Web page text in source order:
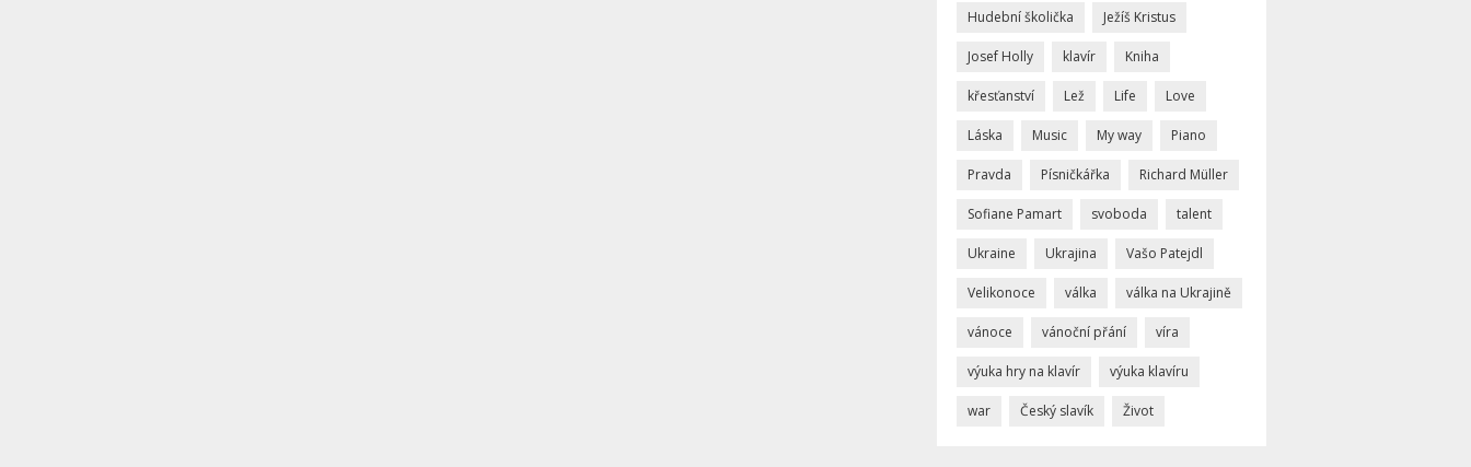
Hudební školička Ježíš Kristus
Josef Holly klavír Kniha
křesťanství Lež Life Love
Láska Music My way Piano
Pravda Písničkářka Richard Müller
Sofiane Pamart svoboda talent
Ukraine Ukrajina Vašo Patejdl
Velikonoce válka válka na Ukrajině
vánoce vánoční přání víra
výuka hry na klavír výuka klavíru
war Český slavík Život